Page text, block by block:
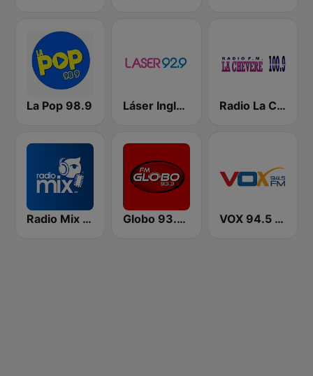
La Pop 98.9 Láser Inglés 92.9 Radio La Chevere 100.9 FM
Radio Mix El Salvador Globo 93.3 FM VOX 94.5 FM